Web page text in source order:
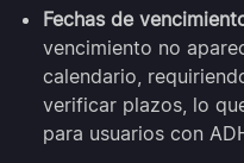
Fechas de
vencimiento no
calendario,
verificar plazos, lo
para usuarios con